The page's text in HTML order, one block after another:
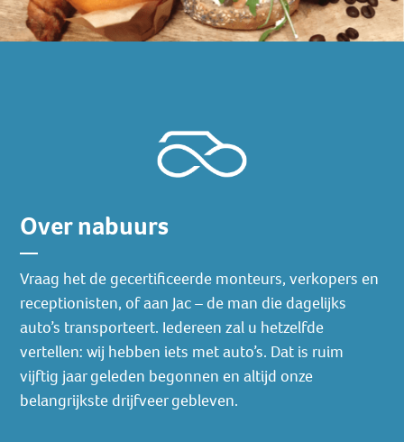
Over nabuurs
Vraag het de gecertificeerde monteurs, verkopers en
receptionisten, of aan Jac – de man die dagelijks
auto’s transporteert. Iedereen zal u hetzelfde
vertellen: wij hebben iets met auto’s. Dat is ruim
vijftig jaar geleden begonnen en altijd onze
belangrijkste drijfveer gebleven.